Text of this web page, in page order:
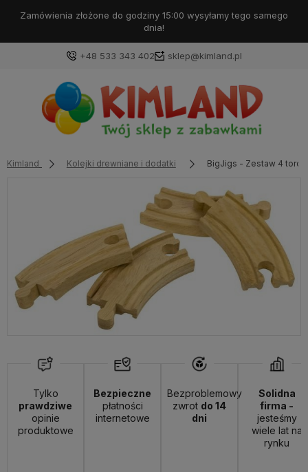
Darmowa dostawa od 99 zł!
+48 533 343 402 sklep@kimland.pl
Kimland Kolejki drewniane i dodatki BigJigs - Zestaw 4
Tylko
prawdziwe
opinie
produktowe
Bezpieczne
płatności
internetowe
Bezproblemowy
zwrot do 14
dni
Solidna
firma -
jesteśmy
wiele lat na
rynku